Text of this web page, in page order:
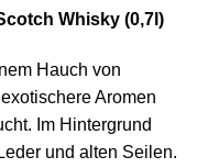
Whisky (0,7l)
Hauch von
Aromen
Im Hintergrund
und alten Seilen.